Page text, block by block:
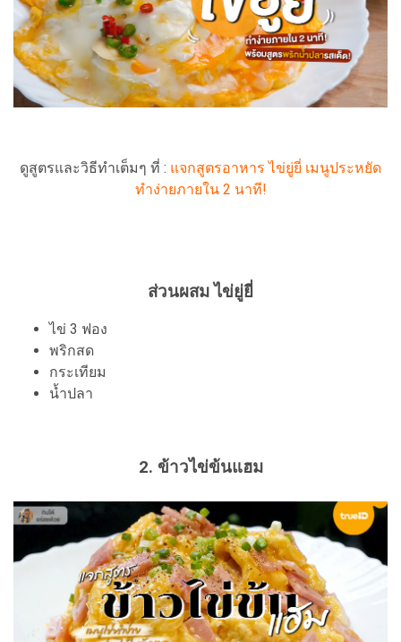
ดูสูตรและวิธีทำเต็มๆ ที่ : แจกสูตรอาหาร ไข่ยู่ยี่ เมนูประหยัด
ทำง่ายภายใน 2 นาที!
ส่วนผสม ไข่ยู่ยี่
ไข่ 3 ฟอง
พริกสด
กระเทียม
น้ำปลา
2. ข้าวไข่ข้นแฮม